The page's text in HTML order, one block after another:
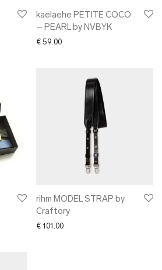
kaelaehe PETITE COCO
– PEARL by NVBYK
€ 59.00
rihm MODEL STRAP by
Craftory
€ 101.00